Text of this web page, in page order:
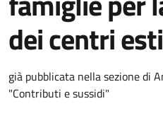
dei centri
Dettagli della
già pubblicata nella sezione di
"Contributi e sussidi"